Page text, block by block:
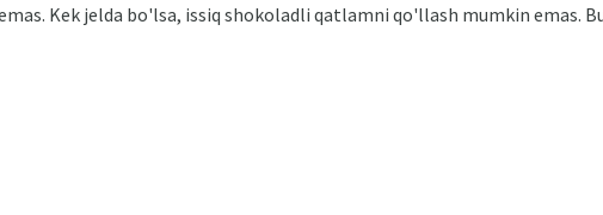
Kek jelda bo'lsa, issiq shokoladli qatlamni qo'llash mumkin emas.